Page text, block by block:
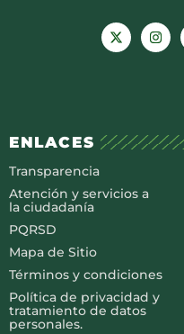
ENLACES
Transparencia
Atención y servicios a
la ciudadanía
PQRSD
Mapa de Sitio
Términos y condiciones
Política de privacidad y
tratamiento de datos
personales.